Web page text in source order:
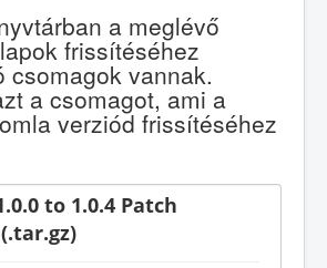
a meglévő
frissítéséhez
csomagok vannak.
a csomagot, ami a
verziód frissítéséhez
to 1.0.4 Patch